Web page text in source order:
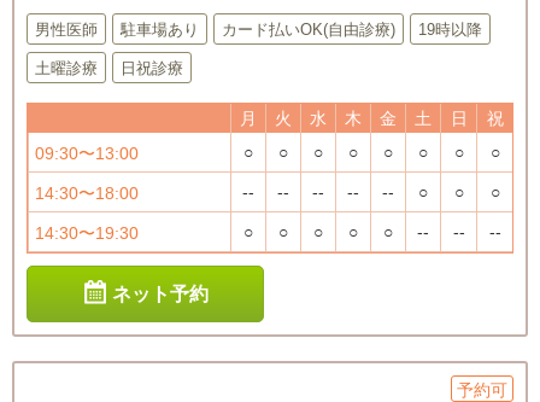
男性医師 駐車場あり カード払いOK(自由診療) 19時以降
土曜診療 日祝診療
月 火 水 木 金 土 日
祝
09:30〜13:00
○ ○ ○ ○ ○ ○ ○ ○
14:30〜18:00 -- -- -- -- -- ○ ○ ○
14:30〜19:30 ○ ○ ○ ○ ○ -- -- --
ネット予約
予約可